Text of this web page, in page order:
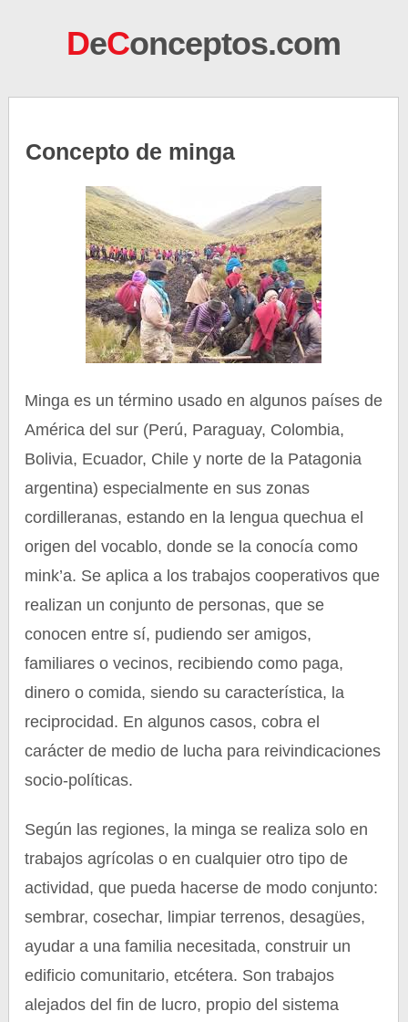
DeConceptos.com
Concepto de minga
Minga es un término usado en algunos países de
América del sur (Perú, Paraguay, Colombia,
Bolivia, Ecuador, Chile y norte de la Patagonia
argentina) especialmente en sus zonas
cordilleranas, estando en la lengua quechua el
origen del vocablo, donde se la conocía como
mink’a. Se aplica a los trabajos cooperativos que
realizan un conjunto de personas, que se
conocen entre sí, pudiendo ser amigos,
familiares o vecinos, recibiendo como paga,
dinero o comida, siendo su característica, la
reciprocidad. En algunos casos, cobra el
carácter de medio de lucha para reivindicaciones
socio-políticas.
Según las regiones, la minga se realiza solo en
trabajos agrícolas o en cualquier otro tipo de
actividad, que pueda hacerse de modo conjunto:
sembrar, cosechar, limpiar terrenos, desagües,
ayudar a una familia necesitada, construir un
edificio comunitario, etcétera. Son trabajos
alejados del fin de lucro, propio del sistema